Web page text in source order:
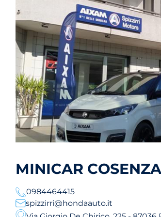
MINICAR
0984464415
spizzirri@hondaauto.it